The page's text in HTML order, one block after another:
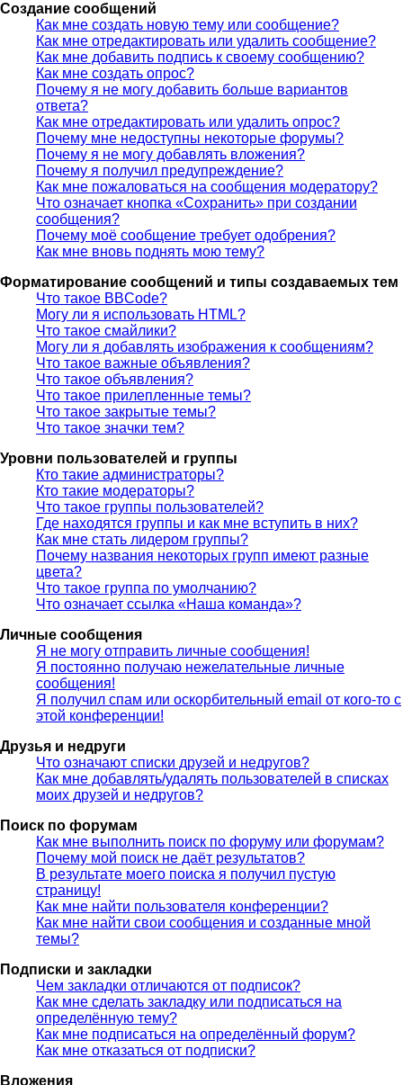
Создание сообщений
Как мне создать новую тему или сообщение?
Как мне отредактировать или удалить сообщение?
Как мне добавить подпись к своему сообщению?
Как мне создать опрос?
Почему я не могу добавить больше вариантов
ответа?
Как мне отредактировать или удалить опрос?
Почему мне недоступны некоторые форумы?
Почему я не могу добавлять вложения?
Почему я получил предупреждение?
Как мне пожаловаться на сообщения модератору?
Что означает кнопка «Сохранить» при создании
сообщения?
Почему моё сообщение требует одобрения?
Как мне вновь поднять мою тему?
Форматирование сообщений и типы создаваемых тем
Что такое BBCode?
Могу ли я использовать HTML?
Что такое смайлики?
Могу ли я добавлять изображения к сообщениям?
Что такое важные объявления?
Что такое объявления?
Что такое прилепленные темы?
Что такое закрытые темы?
Что такое значки тем?
Уровни пользователей и группы
Кто такие администраторы?
Кто такие модераторы?
Что такое группы пользователей?
Где находятся группы и как мне вступить в них?
Как мне стать лидером группы?
Почему названия некоторых групп имеют разные
цвета?
Что такое группа по умолчанию?
Что означает ссылка «Наша команда»?
Личные сообщения
Я не могу отправить личные сообщения!
Я постоянно получаю нежелательные личные
сообщения!
Я получил спам или оскорбительный email от кого-то с
этой конференции!
Друзья и недруги
Что означают списки друзей и недругов?
Как мне добавлять/удалять пользователей в списках
моих друзей и недругов?
Поиск по форумам
Как мне выполнить поиск по форуму или форумам?
Почему мой поиск не даёт результатов?
В результате моего поиска я получил пустую
страницу!
Как мне найти пользователя конференции?
Как мне найти свои сообщения и созданные мной
темы?
Подписки и закладки
Чем закладки отличаются от подписок?
Как мне сделать закладку или подписаться на
определённую тему?
Как мне подписаться на определённый форум?
Как мне отказаться от подписки?
Вложения